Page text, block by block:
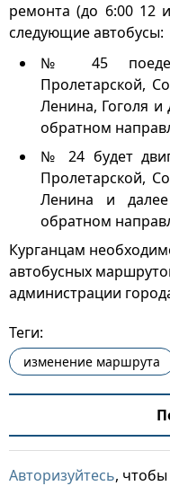
ремонта (до 6:00 12
следующие автобусы:
№ 45 поедет
Пролетарской,
Ленина, Гоголя
обратном
№ 24 будет
Пролетарской,
Ленина и
обратном
Курганцам
автобусных
администрации
Теги:
изменение маршрута
Авторизуйтесь,